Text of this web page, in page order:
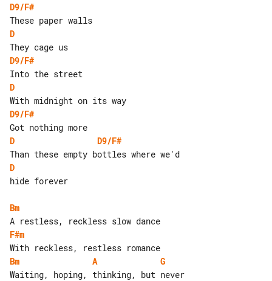
D9/F#
D
D9/F#
D
D9/F#
D
D9/F#
D
hide forever
Bm
F#m
Bm
A
G
Waiting, hoping, thinking, but never